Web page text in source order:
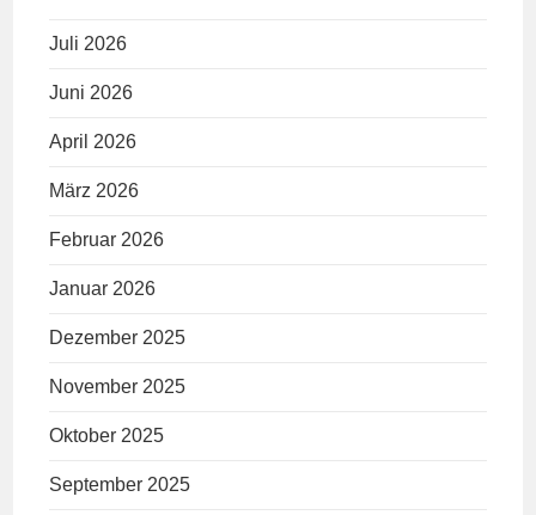
Juli 2026
Juni 2026
April 2026
März 2026
Februar 2026
Januar 2026
Dezember 2025
November 2025
Oktober 2025
September 2025